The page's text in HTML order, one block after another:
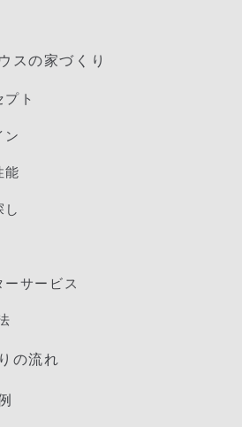
スの家づくり
プト
ン
能
し
ーサービス
の流れ